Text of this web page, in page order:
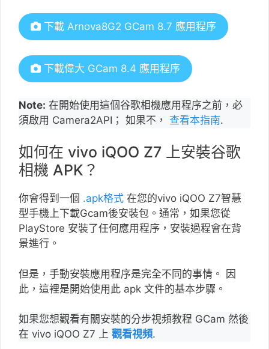
下載 Arnova8G2 GCam 8.7 應用程序
下載偉大 GCam 8.4 應用程序
Note: 在開始使用這個谷歌相機應用程序之前，必
須啟用 Camera2API； 如果不， 查看本指南.
如何在 vivo iQOO Z7 上安裝谷歌
相機 APK？
你會得到一個 .apk格式 在您的vivo iQOO Z7智慧
型手機上下載Gcam後安裝包。通常，如果您從
PlayStore 安裝了任何應用程序，安裝過程會在背
景進行。
但是，手動安裝應用程序是完全不同的事情。 因
此，這裡是開始使用此 apk 文件的基本步驟。
如果您想觀看有關安裝的分步視頻教程 GCam 然後
在 vivo iQOO Z7 上 觀看視頻.